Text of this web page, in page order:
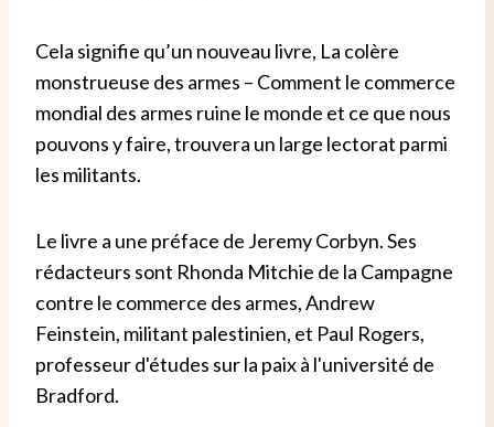
Cela signifie qu’un nouveau livre, La colère
monstrueuse des armes – Comment le commerce
mondial des armes ruine le monde et ce que nous
pouvons y faire, trouvera un large lectorat parmi
les militants.
Le livre a une préface de Jeremy Corbyn. Ses
rédacteurs sont Rhonda Mitchie de la Campagne
contre le commerce des armes, Andrew
Feinstein, militant palestinien, et Paul Rogers,
professeur d'études sur la paix à l'université de
Bradford.